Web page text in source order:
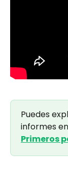
Puedes
informes
Primeros